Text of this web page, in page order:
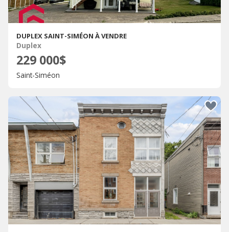
DUPLEX SAINT-SIMÉON À VENDRE
Duplex
229 000$
Saint-Siméon